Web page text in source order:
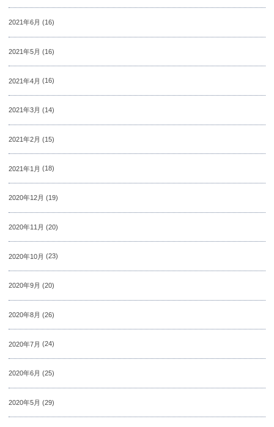
2021年6月 (16)
2021年5月 (16)
2021年4月 (16)
2021年3月 (14)
2021年2月 (15)
2021年1月 (18)
2020年12月 (19)
2020年11月 (20)
2020年10月 (23)
2020年9月 (20)
2020年8月 (26)
2020年7月 (24)
2020年6月 (25)
2020年5月 (29)